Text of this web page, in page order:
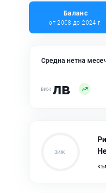
Баланс
от 2008 до 2024 г.
Средна нетна
лв